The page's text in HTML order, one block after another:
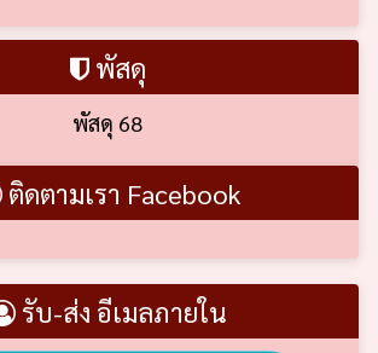
พัสดุ
พัสดุ 68
ติดตามเรา Facebook
รับ-ส่ง อีเมลภายใน